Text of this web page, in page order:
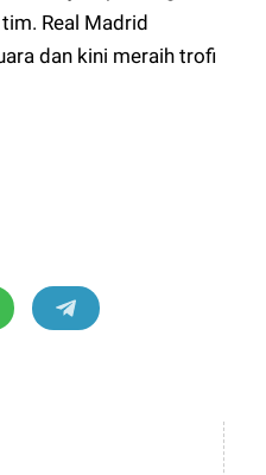
Real Madrid
dan kini meraih trofi